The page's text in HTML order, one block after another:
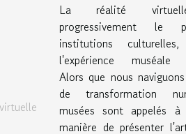
La réalité
progressivement le
institutions culturelles,
l'expérience muséale
Alors que nous
de transformation
musées sont appelés à
manière de présenter